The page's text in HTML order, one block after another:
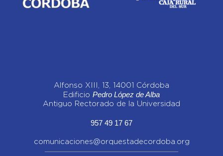
Alfonso XIII, 13, 14001 Córdoba
Edificio Pedro López de Alba
Antiguo Rectorado de la Universidad
957 49 17 67
comunicaciones@orquestadecordoba.org